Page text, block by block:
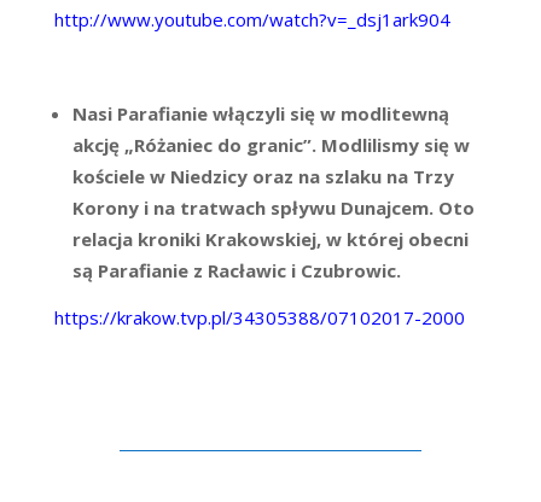
http://www.youtube.com/watch?v=_dsj1ark904
Nasi Parafianie włączyli się w modlitewną
akcję „Różaniec do granic”. Modlilismy się w
kościele w Niedzicy oraz na szlaku na Trzy
Korony i na tratwach spływu Dunajcem. Oto
relacja kroniki Krakowskiej, w której obecni
są Parafianie z Racławic i Czubrowic.
https://krakow.tvp.pl/34305388/07102017-2000